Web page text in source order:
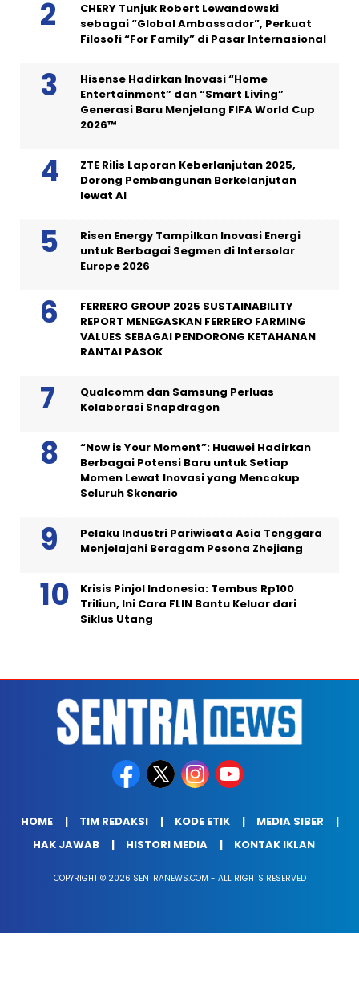
CHERY Tunjuk Robert Lewandowski
sebagai “Global Ambassador”, Perkuat
Filosofi “For Family” di Pasar Internasional
Hisense Hadirkan Inovasi “Home
Entertainment” dan “Smart Living”
Generasi Baru Menjelang FIFA World Cup
2026™
ZTE Rilis Laporan Keberlanjutan 2025,
Dorong Pembangunan Berkelanjutan
lewat AI
Risen Energy Tampilkan Inovasi Energi
untuk Berbagai Segmen di Intersolar
Europe 2026
FERRERO GROUP 2025 SUSTAINABILITY
REPORT MENEGASKAN FERRERO FARMING
VALUES SEBAGAI PENDORONG KETAHANAN
RANTAI PASOK
Qualcomm dan Samsung Perluas
Kolaborasi Snapdragon
“Now is Your Moment”: Huawei Hadirkan
Berbagai Potensi Baru untuk Setiap
Momen Lewat Inovasi yang Mencakup
Seluruh Skenario
Pelaku Industri Pariwisata Asia Tenggara
Menjelajahi Beragam Pesona Zhejiang
Krisis Pinjol Indonesia: Tembus Rp100
Triliun, Ini Cara FLIN Bantu Keluar dari
Siklus Utang
HOME TIM REDAKSI KODE ETIK
MEDIA SIBER
HAK JAWAB
HISTORI MEDIA KONTAK IKLAN
COPYRIGHT © 2026 SENTRANEWS.COM - ALL RIGHTS RESERVED